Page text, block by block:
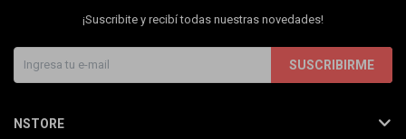
¡Suscribite y recibí todas nuestras novedades!
SUSCRIBIRME
NSTORE